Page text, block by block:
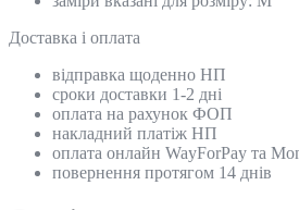
Доставка і оплата
відправка щоденно НП
сроки доставки 1-2 дні
оплата на рахунок ФОП
накладний платіж НП
оплата онлайн WayForPay та
повернення протягом 14 днів